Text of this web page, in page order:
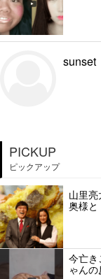
sunset
PICKUP
ピックアップ
山里
奥様と
今亡き
ゃんの